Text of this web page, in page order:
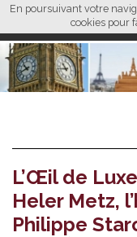
En poursuivant votre
cookies pour
L M
L’Œil de
Heler Metz,
Philippe